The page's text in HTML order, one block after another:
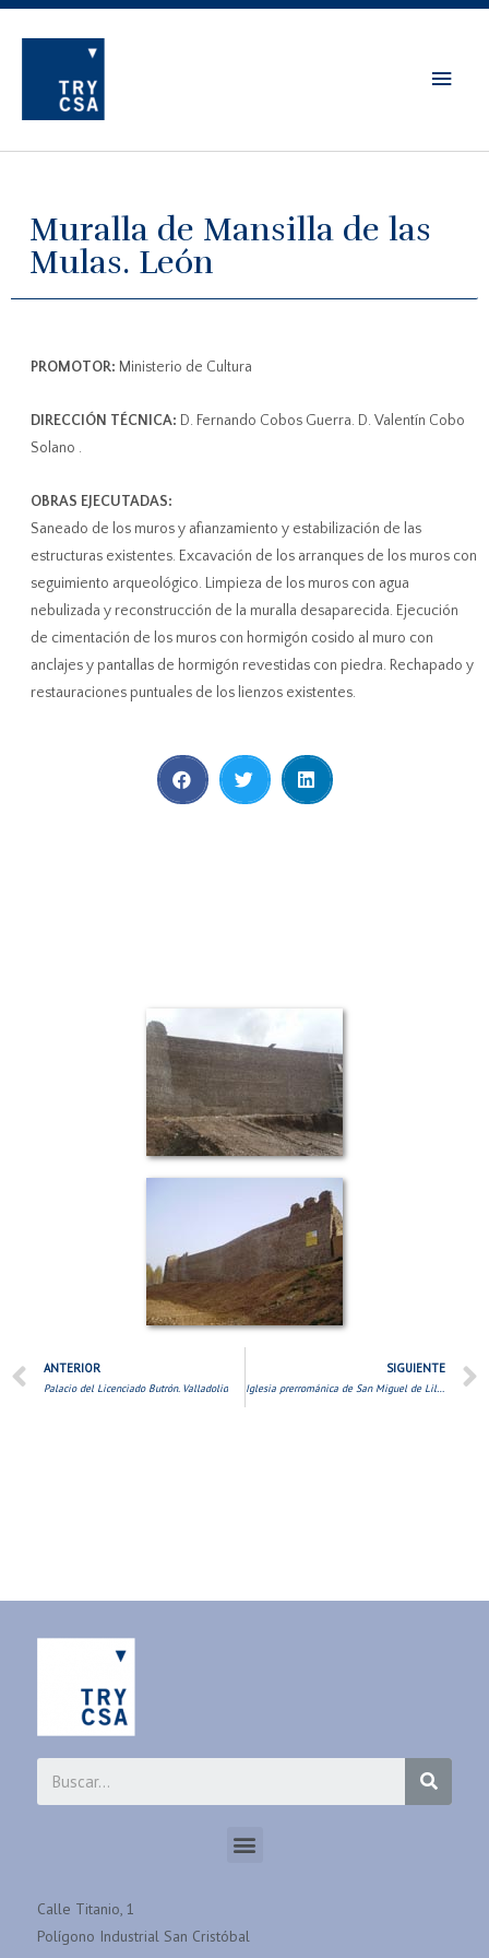
Muralla de Mansilla de las
Mulas. León
PROMOTOR: Ministerio de Cultura
DIRECCIÓN TÉCNICA: D. Fernando Cobos Guerra. D. Valentín Cobo
Solano .
OBRAS EJECUTADAS:
Saneado de los muros y afianzamiento y estabilización de las
estructuras existentes. Excavación de los arranques de los muros con
seguimiento arqueológico. Limpieza de los muros con agua
nebulizada y reconstrucción de la muralla desaparecida. Ejecución
de cimentación de los muros con hormigón cosido al muro con
anclajes y pantallas de hormigón revestidas con piedra. Rechapado y
restauraciones puntuales de los lienzos existentes.
ANTERIOR
Palacio del Licenciado Butrón. Valladolid
SIGUIENTE
Iglesia prerrománica de San Miguel de Lillo. Oviedo
Calle Titanio, 1
Polígono Industrial San Cristóbal